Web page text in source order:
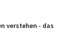
verstehen - das